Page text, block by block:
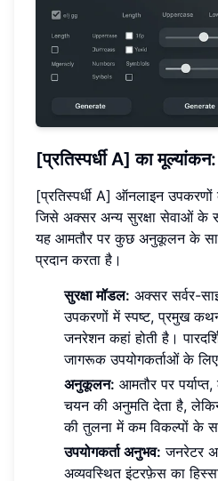
[प्रतिस्पर्धी A] का
[प्रतिस्पर्धी A] ऑनलाइन
जिसे अक्सर अन्य सुरक्षा सेवाओं के
यह आमतौर पर कुछ अनुकूलन के
प्रदान करता है।
सुरक्षा मॉडल: अक्सर सर्वर-
उपकरणों में स्पष्ट, प्रमुख
जनरेशन कहां होती है।
जागरूक उपयोगकर्ताओं के
अनुकूलन: आमतौर पर
चयन की अनुमति देता है,
की तुलना में कम विकल्पों के
उपयोगकर्ता अनुभव: जनरेटर
अव्यवस्थित इंटरफ़ेस का